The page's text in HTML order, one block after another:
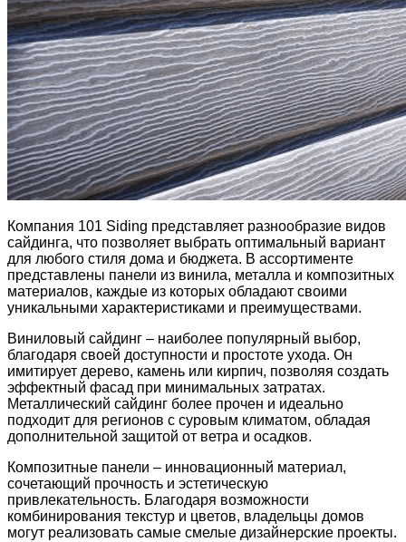
Компания 101 Siding представляет разнообразие видов
сайдинга, что позволяет выбрать оптимальный вариант
для любого стиля дома и бюджета. В ассортименте
представлены панели из винила, металла и композитных
материалов, каждые из которых обладают своими
уникальными характеристиками и преимуществами.
Виниловый сайдинг – наиболее популярный выбор,
благодаря своей доступности и простоте ухода. Он
имитирует дерево, камень или кирпич, позволяя создать
эффектный фасад при минимальных затратах.
Металлический сайдинг более прочен и идеально
подходит для регионов с суровым климатом, обладая
дополнительной защитой от ветра и осадков.
Композитные панели – инновационный материал,
сочетающий прочность и эстетическую
привлекательность. Благодаря возможности
комбинирования текстур и цветов, владельцы домов
могут реализовать самые смелые дизайнерские проекты.